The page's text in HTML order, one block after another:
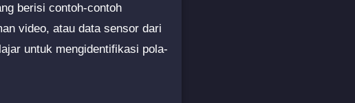
berisi contoh-contoh
video, atau data sensor dari
untuk mengidentifikasi pola-